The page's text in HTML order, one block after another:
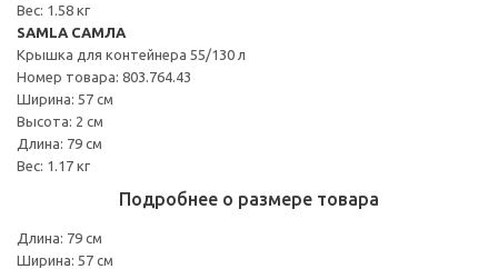
Вес: 1.58 кг
SAMLA САМЛА
Крышка для контейнера 55/130 л
Номер товара: 803.764.43
Ширина: 57 см
Высота: 2 см
Длина: 79 см
Вес: 1.17 кг
Подробнее о размере товара
Длина: 79 см
Ширина: 57 см